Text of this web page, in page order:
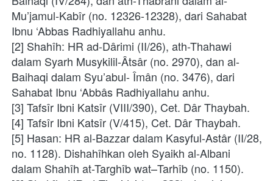
Mu’jamul-Kabîr (no. 12326-12328), dari Sahabat
Ibnu ‘Abbas Radhiyallahu anhu.
[2] Shahîh: HR ad-Dârimi (II/26), ath-Thahawi
dalam Syarh Musykilil-Âtsâr (no. 2970), dan al-
Baihaqi dalam Syu’abul- Îmân (no. 3476), dari
Sahabat Ibnu ‘Abbâs Radhiyallahu anhu.
[3] Tafsîr Ibni Katsîr (VIII/390), Cet. Dâr Thaybah.
[4] Tafsîr Ibni Katsîr (V/415), Cet. Dâr Thaybah.
[5] Hasan: HR al-Bazzar dalam Kasyful-Astâr (II/28,
no. 1128). Dishahîhkan oleh Syaikh al-Albani
dalam Shahîh at-Targhîb wat–Tarhîb (no. 1150).